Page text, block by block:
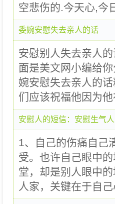
空悲伤的.今天心,今
委婉安慰失去亲人的话
安慰别人失去亲人
面是美文网小编给
婉安慰失去亲人的
们应该祝福他因为
安慰人的短信：安慰生气
1、自己的伤痛自己
受。也许自己眼中
堂，却是别人眼中
人家，关键在于自